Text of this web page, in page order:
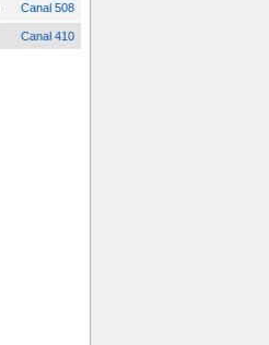
Canal 508
Canal 410